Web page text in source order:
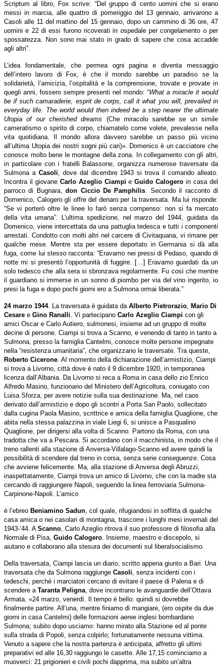
Scriptum al libro, Fox scrive: “Del gruppo di cento uomini che si erano
messi in marcia, alle quattro di pomeriggio del 13 gennaio, arrivarono a
Casoli alle 11 del mattino del 15 gennaio, dopo un cammino di 36 ore, 47
uomini e 22 di essi furono ricoverati in ospedale per congelamento o per
spossatezza. Non sono mai stato in grado di sapere che cosa accadde
agli altri”.
L’idea fondamentale, che permea ogni pagina e diventa messaggio
dell’intero lavoro di Fox, è che il mondo sarebbe un paradiso se la
solidarietà, l’amicizia, l’ospitalità e la comprensione, trovate e provate in
quegli anni, fossero sempre presenti nel mondo: “What a miracle it would
be if such camaraderie, esprit de corps, call it what you will, prevailed in
everyday life. The world would then indeed be a step nearer the ultimate
Utopia of our cherished dreams (Che miracolo sarebbe se un simile
cameratismo o spirito di corpo, chiamatelo come volete, prevalesse nella
vita quotidiana. Il mondo allora davvero sarebbe un passo più vicino
all’ultima Utopia dei nostri sogni più cari)». Domenico è un cacciatore che
conosce molto bene le montagne della zona. In collegamento con gli altri,
in particolare con i fratelli Balassone, organizza numerose traversate da
Sulmona a Casoli , dove dal dicembre 1943 si trova il comando alleato.
Incontra il giovane Carlo Azeglio Ciampi eGuido Calogero in casa del
parroco di Bugnara,don Ciccio De Pamphilis . Secondo il racconto di
Domenico, Calogero gli offre del denaro per la traversata. Ma lui risponde:
“Se vi porterò oltre le linee lo farò senza compenso: non si fa mercato
della vita umana”. L’ultima spedizione, nel marzo del 1944, guidata da
Domenico, viene intercettata da una pattuglia tedesca e tutti i componenti
arrestati. Condotto con molti altri nel carcere di Civitaquana, vi rimane per
qualche mese. Mentre sta per essere deportato in Germania si dà alla
fuga, come lui stesso racconta: “Eravamo nei pressi di Pedaso, quando di
notte mi si presentò l’opportunità di fuggire. […] Eravamo guardati da un
solo tedesco che alla sera si sbronzava regolarmente. Fu così che mentre
il guardiano si immerse in un sonno di piombo per via del vino ingerito, io
presi la fuga e dopo pochi giorni ero a Sulmona ormai liberata.”
24 marzo 1944. La traversata è guidata da Alberto Pietrorazio
Mario Di
Cesare e Gino Ranalli . Vi partecipano Carlo Azeglio Ciampi con gli
amici Oscar e Carlo Autiero, sulmonesi, insieme ad un gruppo di molte
decine di persone. Ciampi si trova a Scanno, e venendo di tanto in tanto a
Sulmona, presso la famiglia Cantelmi, conosce molte persone impegnate
nella “resistenza umanitaria”, che organizzano le traversate. Tra queste,
Roberto Cicerone . Al momento della dichiarazione dell’armistizio, Ciampi
si trova a Livorno, città dove è nato il 9 dicembre 1920, in temporanea
licenza dall’Albania. Da Livorno si reca a Roma in casa dello zio Enrico
Alfredo Masino, funzionario del Ministero dell’Agricoltura, coniugato con
Luisa Sforza , per avere notizie sulla sua destinazione. Ma, nel caos
derivato dall’armistizio e dopo gli scontri a Porta San Paolo, sollecitato
dalla cugina Paola Masino, scrittrice e amica della famiglia Quaglione, che
abita nella stessa palazzina in viale Liegi 6, si unisce a Pasqualino
Quaglione, per dirigersi alla volta di Scanno.
Partono da Roma, con una
tradotta che va a Pescara. Si accordano con il macchinista, in modo che il
treno rallenti alla stazione di Anversa-Villalago-Scanno ed avere quindi la
possibilità di scendere dal treno in corsa, senza serie conseguenze. Cosa
che avviene felicemente. Ma, alla stazione di Anversa degli Abruzzi,
inaspettatamente, Ciampi trova un amico di Livorno, che con la madre sta
cercando di raggiungere Napoli, seguendo la linea ferroviaria Sulmona-
Carpinone-Napoli. L’amico
è l’ebreo Beniamino Sadun , col quale, rifugiandosi in soffitta di qualche
casa amica o nei casolari di montagna, trascorre i lunghi mesi invernali del
1943-’44. A Scanno , Carlo Azeglio ritrova il suo professore di filosofia alla
Normale di Pisa, Guido Calogero . Insieme, maestro e discepolo, si
aiutano e collaborano alla stesura dei documenti sul liberalsocialismo.
Della traversata, Ciampi lascia un diario, scritto appena giunto a Bari. Una
traversata che da Sulmona raggiunge Casoli , senza incidenti con i
tedeschi, perché i marciatori cercano di evitare il paese di Palena e di
scendere a Taranta Peligna , dove incontrano le avanguardie dell’Ottava
Armata. «24 marzo, venerdì.
Il tempo è bello: quindi si dovrebbe
finalmente partire. All’una, mentre finiamo di mangiare, (ero ospite da due
giorni in casa Cantelmi) delle formazioni aeree inglesi bombardano
Sulmona; subito dopo usciamo: hanno mirato alla Stazione ed al ponte
sulla strada di Popoli, senza colpirlo; fortunatamente nessuna vittima.
Venuto a sapere che la nostra partenza è anticipata, affretto gli ultimi
preparativi ed alle 16,30 raggiungo le casette. Alle 17,15 cominciamo a
muoverci: 21 prigionieri e civili pochi dapprima, ma subito un’altra